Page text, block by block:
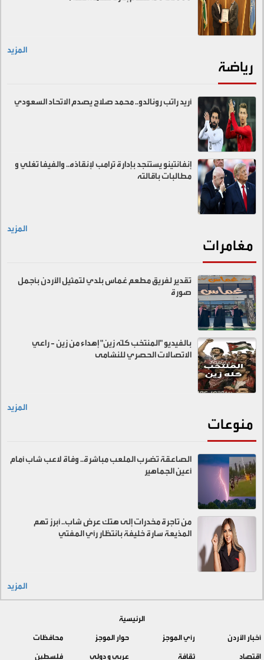
المزيد
رياضة
أريد راتب رونالدو.. محمد صلاح يصدم الاتحاد السعودي
إنفانتينو يستنجد بإدارة ترامب لإنقاذه.. والفيفا تغلي و
مطالبات باقالته
المزيد
مغامرات
تقدير لفريق مطعم غماس بلدي لتمثيل الأردن بأجمل
صورة
بالفيديو "المنتخب كلّه زين" إهداء من زين - راعي
الاتصالات الحصري للنشامى
المزيد
منوعات
الصاعقة تضرب الملعب مباشرة.. وفاة لاعب شاب أمام
أعين الجماهير
من تاجرة مخدرات إلى هتك عرض شاب.. أبرز تهم
المذيعة سارة خليفة بانتظار رأي المفتي
المزيد
الرئيسية
أخبار الأردن
رأي الموجز حوار الموجز
محافظات
اقتصاد
ثقافة عربي و دولي فلسطين